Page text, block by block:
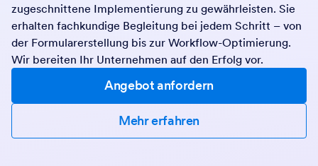
zugeschnittene Implementierung zu gewährleisten. Sie
erhalten fachkundige Begleitung bei jedem Schritt – von
der Formularerstellung bis zur Workflow-Optimierung.
Wir bereiten Ihr Unternehmen auf den Erfolg vor.
Angebot anfordern
Mehr erfahren